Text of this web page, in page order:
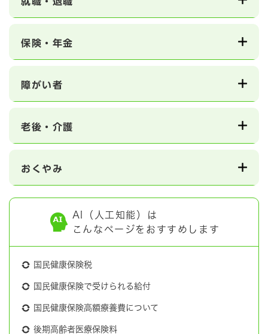
保険・年金
障がい者
老後・介護
おくやみ
AI（人工知能）は
こんなページをおすすめします
国民健康保険税
国民健康保険で受けられる給付
国民健康保険高額療養費について
後期高齢者医療保険料